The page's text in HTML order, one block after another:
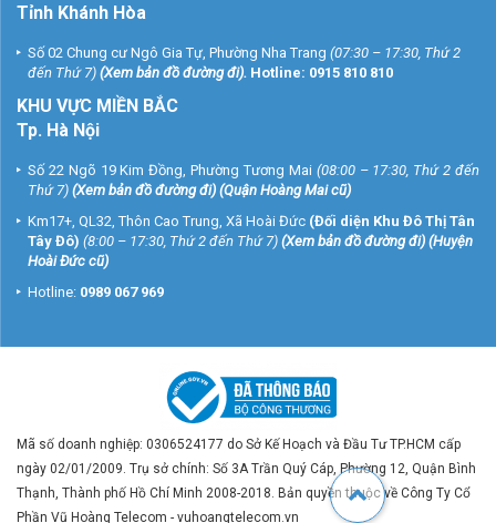
Tỉnh Khánh Hòa
Số 02 Chung cư Ngô Gia Tự, Phường Nha Trang (07:30 – 17:30, Thứ 2
đến Thứ 7) (Xem bản đồ đường đi). Hotline: 0915 810 810
KHU VỰC MIỀN BẮC
Tp. Hà Nội
Số 22 Ngõ 19 Kim Đồng, Phường Tương Mai (08:00 – 17:30, Thứ 2 đến
Thứ 7) (Xem bản đồ đường đi) (Quận Hoàng Mai cũ)
Km17+, QL32, Thôn Cao Trung, Xã Hoài Đức (Đối diện Khu Đô Thị Tân
Tây Đô) (8:00 – 17:30, Thứ 2 đến Thứ 7) (Xem bản đồ đường đi) (Huyện
Hoài Đức cũ)
Hotline: 0989 067 969
Mã số doanh nghiệp: 0306524177 do Sở Kế Hoạch và Đầu Tư TP.HCM cấp
ngày 02/01/2009. Trụ sở chính: Số 3A Trần Quý Cáp, Phường 12, Quận Bình
Thạnh, Thành phố Hồ Chí Minh 2008-2018. Bản quyền thuộc về Công Ty Cổ
Phần Vũ Hoàng Telecom - vuhoangtelecom.vn